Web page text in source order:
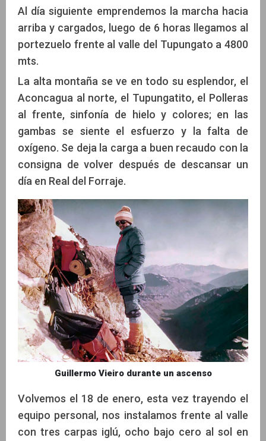
Al día siguiente emprendemos la marcha hacia
arriba y cargados, luego de 6 horas llegamos al
portezuelo frente al valle del Tupungato a 4800
mts.
La alta montaña se ve en todo su esplendor, el
Aconcagua al norte, el Tupungatito, el Polleras
al frente, sinfonía de hielo y colores; en las
gambas se siente el esfuerzo y la falta de
oxígeno. Se deja la carga a buen recaudo con la
consigna de volver después de descansar un
día en Real del Forraje.
Guillermo Vieiro durante un ascenso
Volvemos el 18 de enero, esta vez trayendo el
equipo personal, nos instalamos frente al valle
con tres carpas iglú, ocho bajo cero al sol en